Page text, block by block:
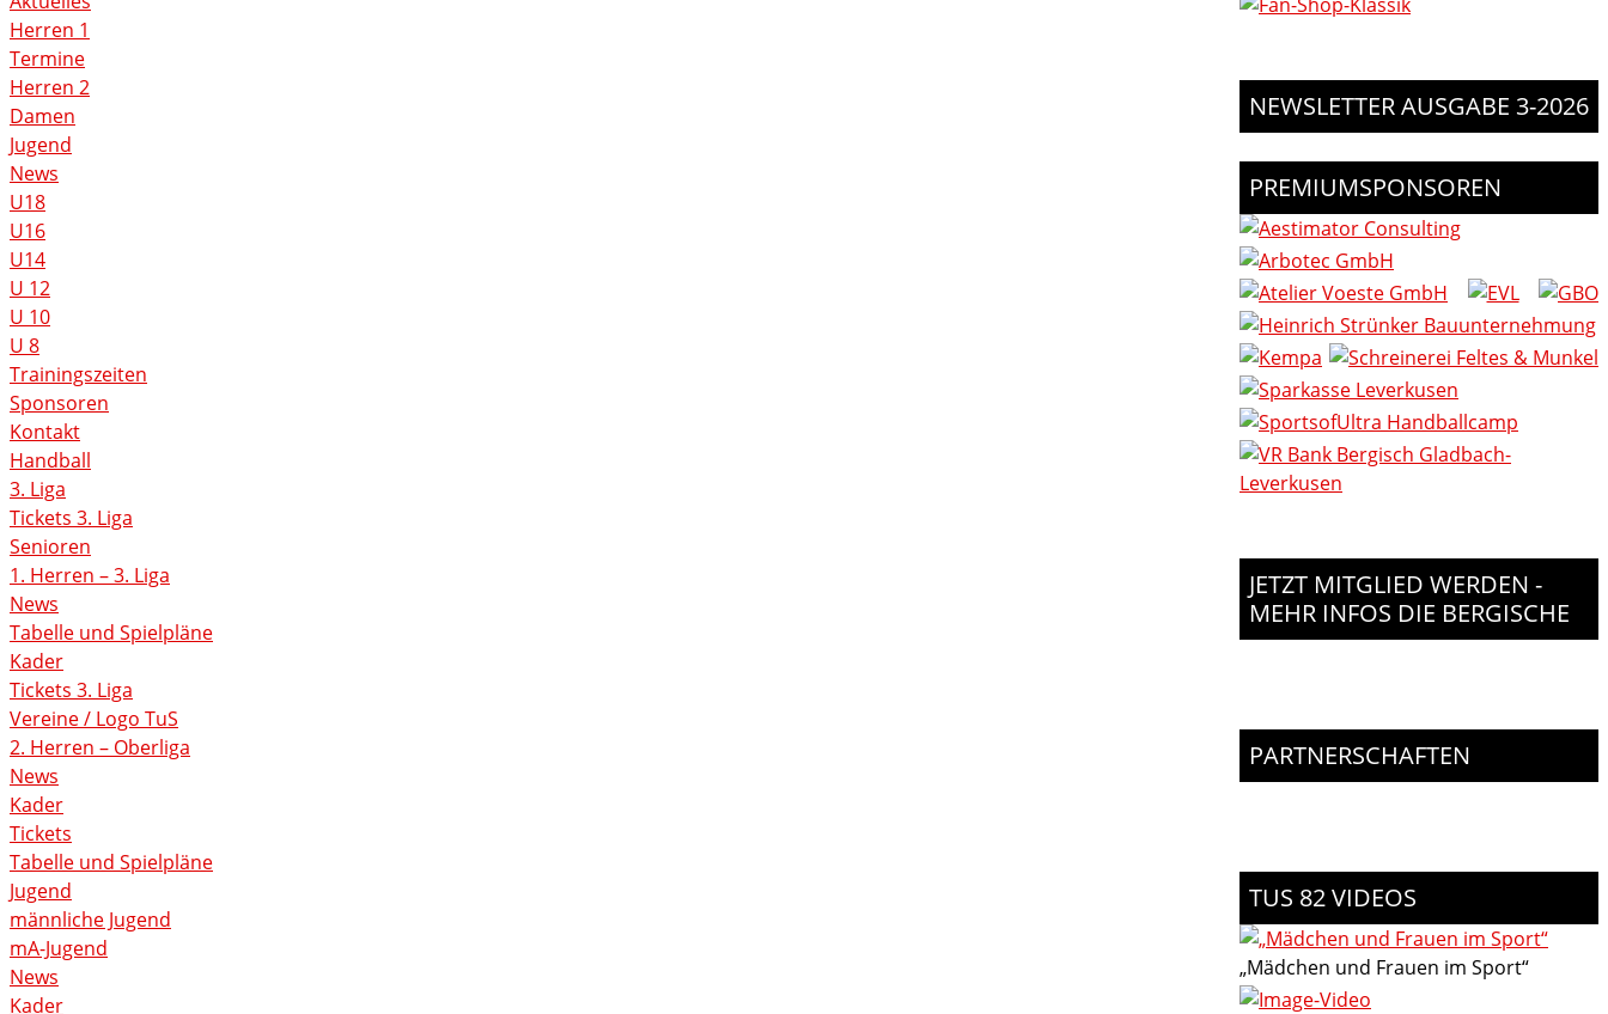
Herren 1
Termine
Herren 2
Damen
Jugend
News
U18
U16
U14
U 12
U 10
U 8
Trainingszeiten
Sponsoren
Kontakt
Handball
3. Liga
Tickets 3. Liga
Senioren
1. Herren – 3. Liga
News
Tabelle und Spielpläne
Kader
Tickets 3. Liga
Vereine / Logo TuS
2. Herren – Oberliga
News
Kader
Tickets
Tabelle und Spielpläne
Jugend
männliche Jugend
mA-Jugend
News
Kader
NEWSLETTER AUSGABE 3-2026
PREMIUMSPONSOREN
JETZT MITGLIED WERDEN -
MEHR INFOS DIE BERGISCHE
PARTNERSCHAFTEN
TUS 82 VIDEOS
„Mädchen und Frauen im Sport“